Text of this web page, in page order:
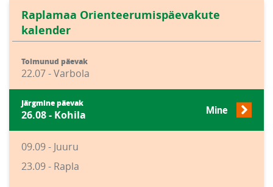
Raplamaa Orienteerumispäevakute
kalender
Toimunud päevak
22.07 - Varbola
Järgmine päevak
26.08 - Kohila Mine
09.09 - Juuru
23.09 - Rapla